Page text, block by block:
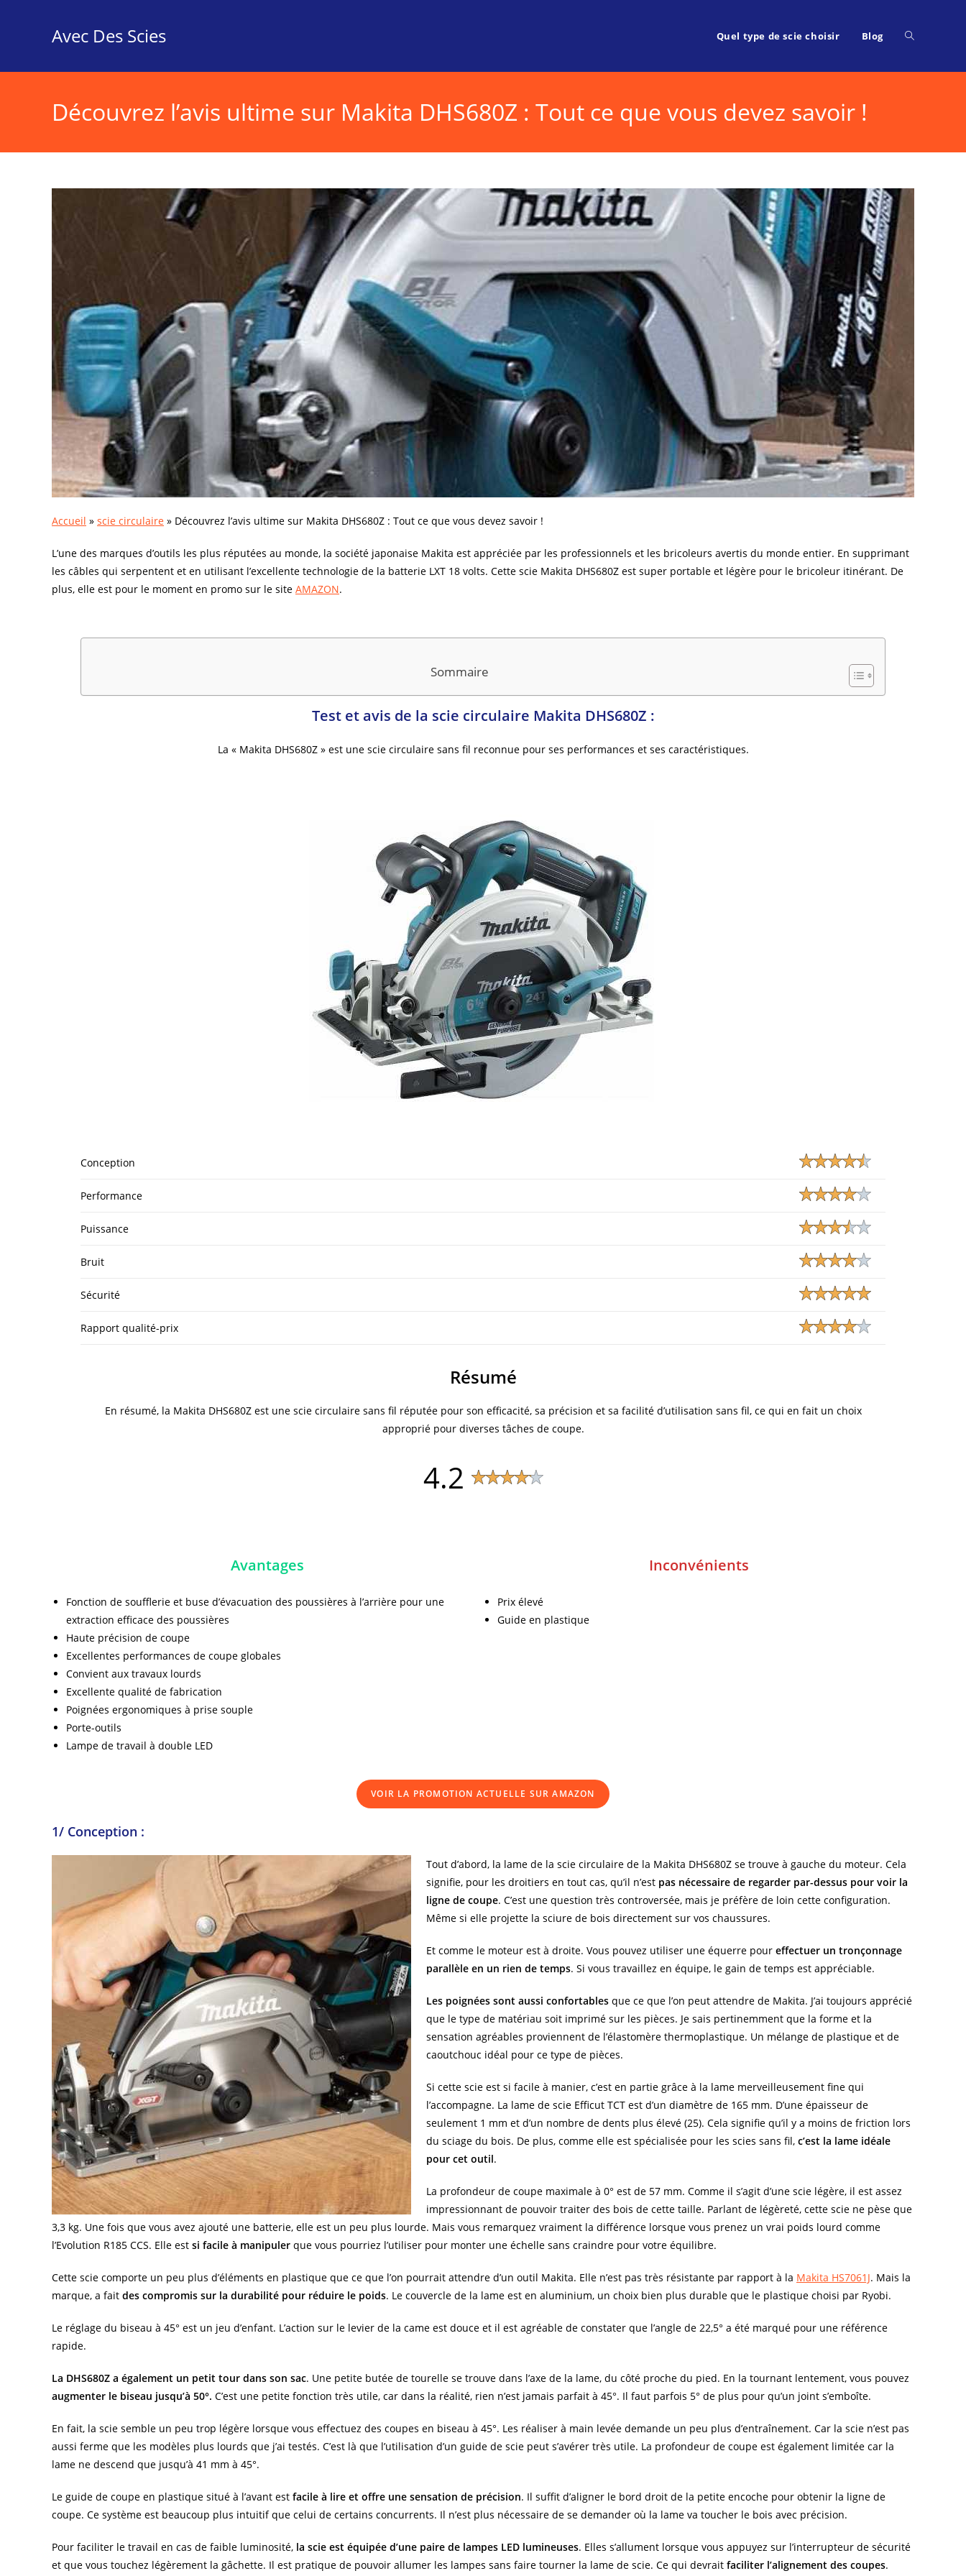
Avec Des Scies Quel type de scie choisir Blog Toggle
Découvrez l’avis ultime sur Makita DHS680Z : Tout ce que vous devez savoir !
Accueil » scie circulaire » Découvrez l’avis ultime sur Makita DHS680Z : Tout ce que vous devez savoir !
L’une des marques d’outils les plus réputées au monde, la société japonaise Makita est appréciée par les professionnels et les bricoleurs avertis du monde entier. En supprimant
les câbles qui serpentent et en utilisant l’excellente technologie de la batterie LXT 18 volts. Cette scie Makita DHS680Z est super portable et légère pour le bricoleur itinérant. De
plus, elle est pour le moment en promo sur le site AMAZON.
Sommaire
Test et avis de la scie circulaire Makita DHS680Z :
La « Makita DHS680Z » est une scie circulaire sans fil reconnue pour ses performances et ses caractéristiques.
Conception
Performance
Puissance
Bruit
Sécurité
Rapport qualité-prix
Résumé
En résumé, la Makita DHS680Z est une scie circulaire sans fil réputée pour son efficacité, sa précision et sa facilité d’utilisation sans fil, ce qui en fait un choix
approprié pour diverses tâches de coupe.
4.2
Avantages
Fonction de soufflerie et buse d’évacuation des poussières à l’arrière pour une
extraction efficace des poussières
Haute précision de coupe
Excellentes performances de coupe globales
Convient aux travaux lourds
Excellente qualité de fabrication
Poignées ergonomiques à prise souple
Porte-outils
Lampe de travail à double LED
Inconvénients
Prix élevé
Guide en plastique
VOIR LA PROMOTION ACTUELLE SUR AMAZON
1/ Conception :
Tout d’abord, la lame de la scie circulaire de la Makita DHS680Z se trouve à gauche du moteur. Cela
signifie, pour les droitiers en tout cas, qu’il n’est pas nécessaire de regarder par-dessus pour voir la
ligne de coupe. C’est une question très controversée, mais je préfère de loin cette configuration.
Même si elle projette la sciure de bois directement sur vos chaussures.
Et comme le moteur est à droite. Vous pouvez utiliser une équerre pour effectuer un tronçonnage
parallèle en un rien de temps. Si vous travaillez en équipe, le gain de temps est appréciable.
Les poignées sont aussi confortables que ce que l’on peut attendre de Makita. J’ai toujours apprécié
que le type de matériau soit imprimé sur les pièces. Je sais pertinemment que la forme et la
sensation agréables proviennent de l’élastomère thermoplastique. Un mélange de plastique et de
caoutchouc idéal pour ce type de pièces.
Si cette scie est si facile à manier, c’est en partie grâce à la lame merveilleusement fine qui
l’accompagne. La lame de scie Efficut TCT est d’un diamètre de 165 mm. D’une épaisseur de
seulement 1 mm et d’un nombre de dents plus élevé (25). Cela signifie qu’il y a moins de friction lors
du sciage du bois. De plus, comme elle est spécialisée pour les scies sans fil, c’est la lame idéale
pour cet outil.
La profondeur de coupe maximale à 0° est de 57 mm. Comme il s’agit d’une scie légère, il est assez
impressionnant de pouvoir traiter des bois de cette taille. Parlant de légèreté, cette scie ne pèse que
3,3 kg. Une fois que vous avez ajouté une batterie, elle est un peu plus lourde. Mais vous remarquez vraiment la différence lorsque vous prenez un vrai poids lourd comme
l’Evolution R185 CCS. Elle est si facile à manipuler que vous pourriez l’utiliser pour monter une échelle sans craindre pour votre équilibre.
Cette scie comporte un peu plus d’éléments en plastique que ce que l’on pourrait attendre d’un outil Makita. Elle n’est pas très résistante par rapport à la Makita HS7061J. Mais la
marque, a fait des compromis sur la durabilité pour réduire le poids. Le couvercle de la lame est en aluminium, un choix bien plus durable que le plastique choisi par Ryobi.
Le réglage du biseau à 45° est un jeu d’enfant. L’action sur le levier de la came est douce et il est agréable de constater que l’angle de 22,5° a été marqué pour une référence
rapide.
La DHS680Z a également un petit tour dans son sac. Une petite butée de tourelle se trouve dans l’axe de la lame, du côté proche du pied. En la tournant lentement, vous pouvez
augmenter le biseau jusqu’à 50°. C’est une petite fonction très utile, car dans la réalité, rien n’est jamais parfait à 45°. Il faut parfois 5° de plus pour qu’un joint s’emboîte.
En fait, la scie semble un peu trop légère lorsque vous effectuez des coupes en biseau à 45°. Les réaliser à main levée demande un peu plus d’entraînement. Car la scie n’est pas
aussi ferme que les modèles plus lourds que j’ai testés. C’est là que l’utilisation d’un guide de scie peut s’avérer très utile. La profondeur de coupe est également limitée car la
lame ne descend que jusqu’à 41 mm à 45°.
Le guide de coupe en plastique situé à l’avant est facile à lire et offre une sensation de précision. Il suffit d’aligner le bord droit de la petite encoche pour obtenir la ligne de
coupe. Ce système est beaucoup plus intuitif que celui de certains concurrents. Il n’est plus nécessaire de se demander où la lame va toucher le bois avec précision.
Pour faciliter le travail en cas de faible luminosité, la scie est équipée d’une paire de lampes LED lumineuses. Elles s’allument lorsque vous appuyez sur l’interrupteur de sécurité
et que vous touchez légèrement la gâchette. Il est pratique de pouvoir allumer les lampes sans faire tourner la lame de scie. Ce qui devrait faciliter l’alignement des coupes.